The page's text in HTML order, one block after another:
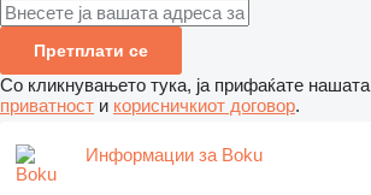
Претплати се
Со кликнувањето тука, ја прифаќате нашата
приватност и корисничкиот договор.
Информации за Boku